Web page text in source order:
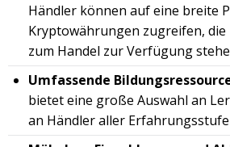
Händler können auf eine breite
Kryptowährungen zugreifen,
zum Handel zur Verfügung
Umfassende
bietet eine große Auswahl an
an Händler aller